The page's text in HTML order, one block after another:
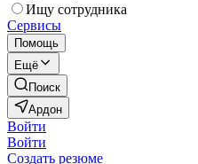
Ищу сотрудника
Сервисы
Помощь
Ещё
Поиск
Ардон
Войти
Войти
Создать резюме